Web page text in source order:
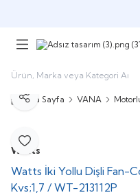
Ana Sayfa VANA
Favoriye Ekle
Paylaş
Watts
Watts İki Yollu Dişli Fan-
Kvs;1,7 / WT-213112P